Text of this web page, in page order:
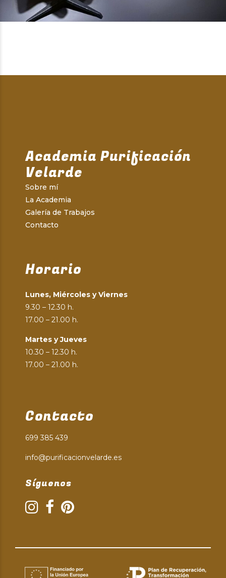
Academia Purificación
Velarde
Sobre mí
La Academia
Galería de Trabajos
Contacto
Horario
Lunes, Miércoles y Viernes
9.30 – 12.30 h.
17.00 – 21.00 h.
Martes y Jueves
10.30 – 12.30 h.
17.00 – 21.00 h.
Contacto
699 385 439
info@purificacionvelarde.es
Síguenos